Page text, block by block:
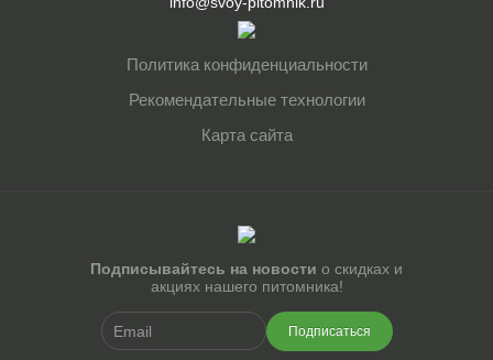
Политика конфиденциальности
Рекомендательные технологии
Карта сайта
Подписывайтесь на новости о скидках и
акциях нашего питомника!
Подписаться